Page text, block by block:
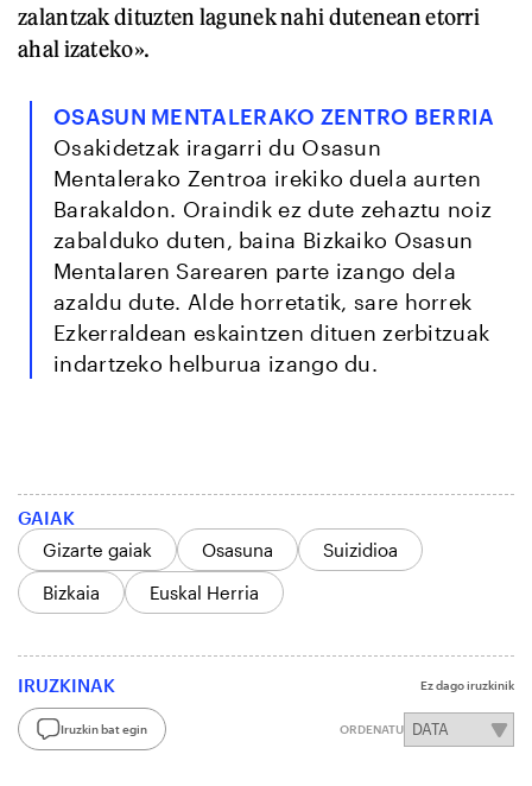
zalantzak dituzten lagunek nahi dutenean etorri
ahal izateko».
OSASUN MENTALERAKO ZENTRO BERRIA
Osakidetzak iragarri du Osasun
Mentalerako Zentroa irekiko duela aurten
Barakaldon. Oraindik ez dute zehaztu noiz
zabalduko duten, baina Bizkaiko Osasun
Mentalaren Sarearen parte izango dela
azaldu dute. Alde horretatik, sare horrek
Ezkerraldean eskaintzen dituen zerbitzuak
indartzeko helburua izango du.
GAIAK
Gizarte gaiak
Osasuna
Suizidioa
Bizkaia
Euskal Herria
IRUZKINAK Ez dago iruzkinik
Iruzkin bat egin ORDENATU